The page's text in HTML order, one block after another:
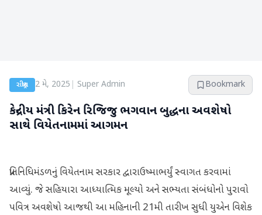
રાષ્ટ્રીય 2 મે, 2025 Super Admin Bookmark
કેન્દ્રીય મંત્રી કિરેન રિજિજુ ભગવાન બુદ્ધના અવશેષો
સાથે વિયેતનામમાં આગમન
પ્રતિનિધિમંડળનું વિયેતનામ સરકાર દ્વારાઉષ્માભર્યું સ્વાગત કરવામાં
આવ્યું. જે સહિયારા આધ્યાત્મિક મૂલ્યો અને સભ્યતા સંબંધોનો પુરાવો
પવિત્ર અવશેષો આજથી આ મહિનાની 21મી તારીખ સુધી યુએન વિશેક